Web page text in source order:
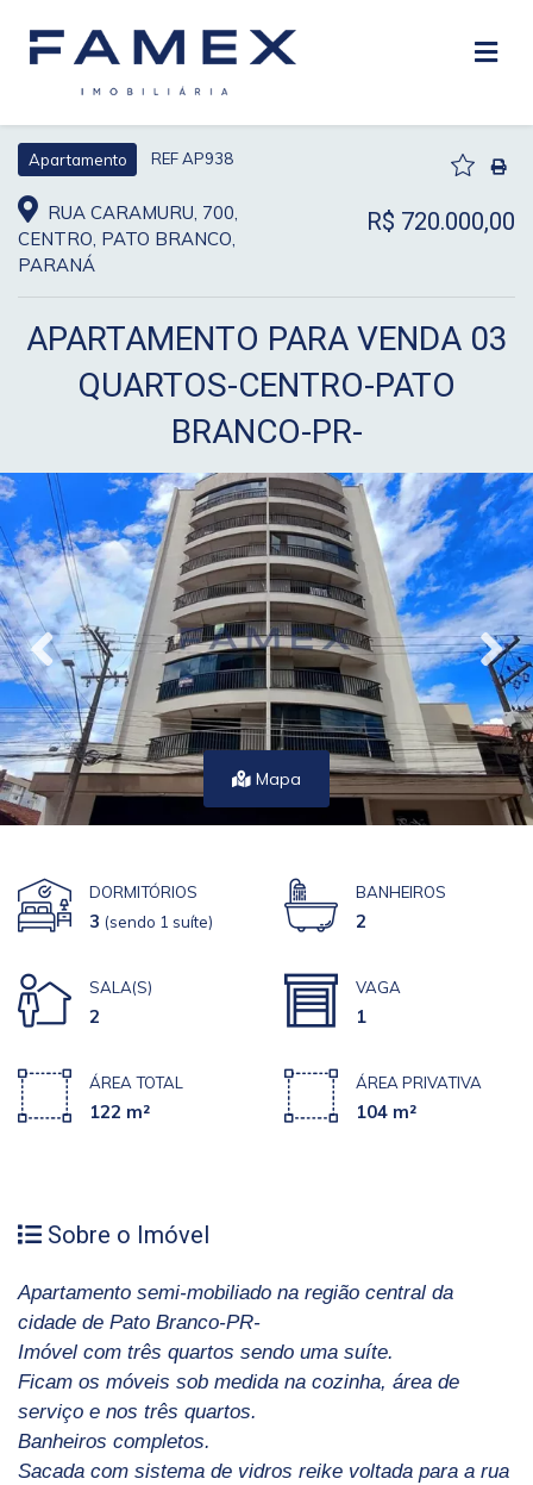
Apartamento REF AP938
RUA CARAMURU, 700,
CENTRO, PATO BRANCO,
PARANÁ
R$ 720.000,00
APARTAMENTO PARA VENDA 03
QUARTOS-CENTRO-PATO
BRANCO-PR-
Mapa
DORMITÓRIOS
3 (sendo 1 suíte)
BANHEIROS
2
SALA(S)
2
VAGA
1
ÁREA TOTAL
122 m²
ÁREA PRIVATIVA
104 m²
Sobre o Imóvel
Apartamento semi-mobiliado na região central da
cidade de Pato Branco-PR-
Imóvel com três quartos sendo uma suíte.
Ficam os móveis sob medida na cozinha, área de
serviço e nos três quartos.
Banheiros completos.
Sacada com sistema de vidros reike voltada para a rua